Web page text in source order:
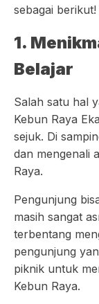
sebagai berikut!
1.
Belajar
Salah satu hal
Kebun Raya
sejuk. Di
dan mengenali
Raya.
Pengunjung
masih sangat
terbentang
pengunjung
piknik untuk
Kebun Raya.